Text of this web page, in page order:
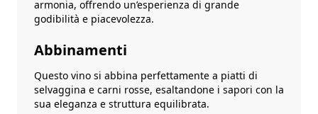
armonia, offrendo un’esperienza di grande
godibilità e piacevolezza.
Abbinamenti
Questo vino si abbina perfettamente a piatti di
selvaggina e carni rosse, esaltandone i sapori con la
sua eleganza e struttura equilibrata.